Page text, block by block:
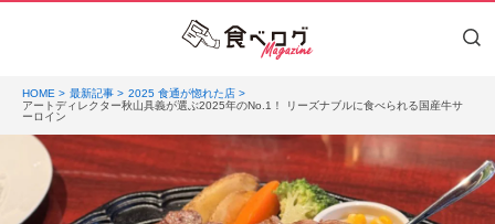
HOME 最新記事
2025 食通が惚れた店
アートディレクター秋山具義が選ぶ2025年のNo.1！ リーズナブルに食べられる国産牛サ
ーロイン